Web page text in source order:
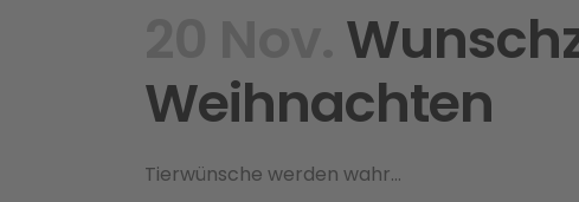
Weihnachten
Tierwünsche werden wahr…